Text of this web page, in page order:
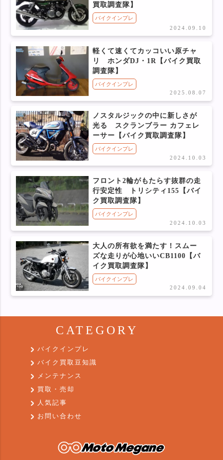
買取調査隊】
バイクインプレ
2024.09.10
軽くて速くてカッコいい原チャ
リ ホンダDJ・1R【バイク買取
調査隊】
バイクインプレ
2025.08.07
ノスタルジックの中に新しさが
光る スクランブラー カフェレ
ーサー【バイク買取調査隊】
バイクインプレ
2024.10.03
フロント2輪がもたらす抜群の走
行安定性 トリシティ155【バイ
ク買取調査隊】
バイクインプレ
2024.10.03
大人の所有欲を満たす！スムー
ズな走りが心地いいCB1100【バ
イク買取調査隊】
バイクインプレ
2024.09.04
CATEGORY
バイクインプレ
バイク買取豆知識
メンテナンス
買取・売却
人気記事
お問い合わせ